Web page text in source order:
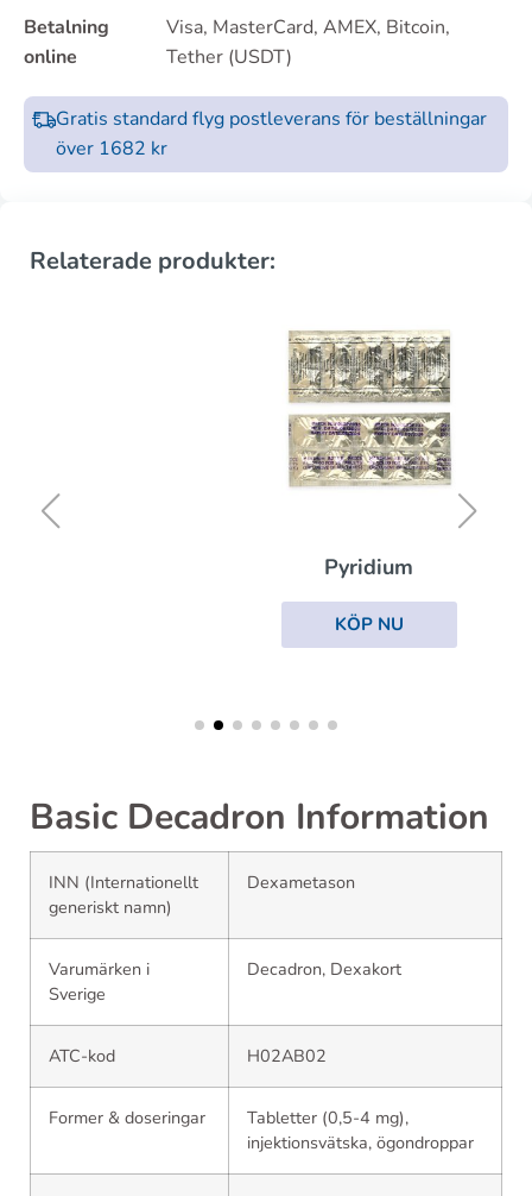
Betalning
online
Visa, MasterCard, AMEX, Bitcoin,
Tether (USDT)
Gratis standard flyg postleverans för beställningar
över 1682 kr
Relaterade produkter:
Basic Decadron Information
INN (Internationellt
generiskt namn)
Dexametason
Varumärken i
Sverige
Decadron, Dexakort
ATC-kod H02AB02
Former & doseringar
Tabletter (0,5-4 mg),
injektionsvätska, ögondroppar